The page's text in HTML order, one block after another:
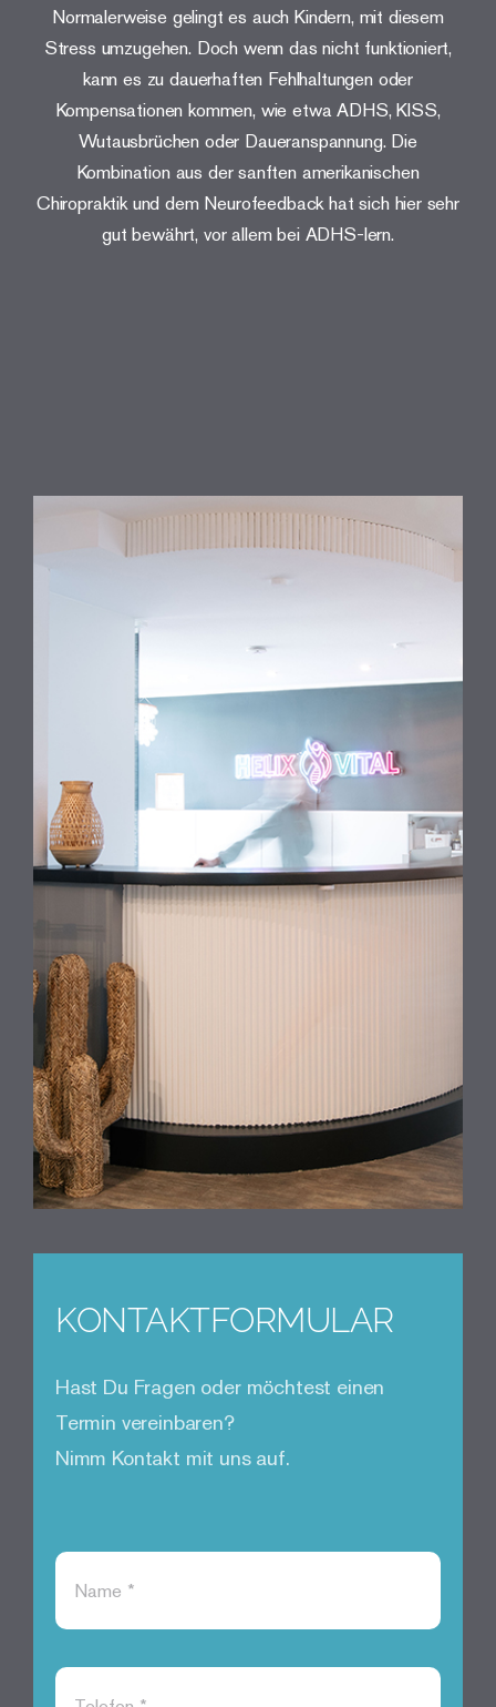
Normalerweise gelingt es auch Kindern, mit diesem
Stress umzugehen. Doch wenn das nicht funktioniert,
kann es zu dauerhaften Fehlhaltungen oder
Kompensationen kommen, wie etwa ADHS, KISS,
Wutausbrüchen oder Daueranspannung. Die
Kombination aus der sanften amerikanischen
Chiropraktik und dem Neurofeedback hat sich hier sehr
gut bewährt, vor allem bei ADHS-lern.
KONTAKTFORMULAR
Hast Du Fragen oder möchtest einen
Termin vereinbaren?
Nimm Kontakt mit uns auf.